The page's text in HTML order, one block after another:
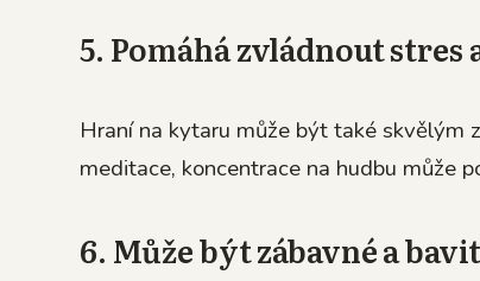
5. Pomáhá zvládnout stres
Hraní na kytaru může být také skvělým
meditace, koncentrace na hudbu může
6. Může být zábavné a